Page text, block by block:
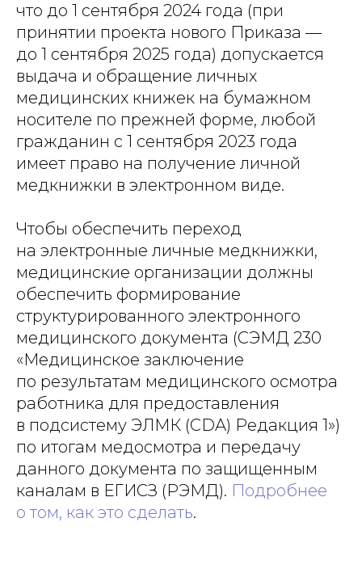
что до 1 сентября 2024 года (при
принятии проекта нового Приказа —
до 1 сентября 2025 года) допускается
выдача и обращение личных
медицинских книжек на бумажном
носителе по прежней форме, любой
гражданин с 1 сентября 2023 года
имеет право на получение личной
медкнижки в электронном виде.
Чтобы обеспечить переход
на электронные личные медкнижки,
медицинские организации должны
обеспечить формирование
структурированного электронного
медицинского документа (СЭМД 230
«Медицинское заключение
по результатам медицинского осмотра
работника для предоставления
в подсистему ЭЛМК (CDA) Редакция 1»)
по итогам медосмотра и передачу
данного документа по защищенным
каналам в ЕГИСЗ (РЭМД). Подробнее
о том, как это сделать.